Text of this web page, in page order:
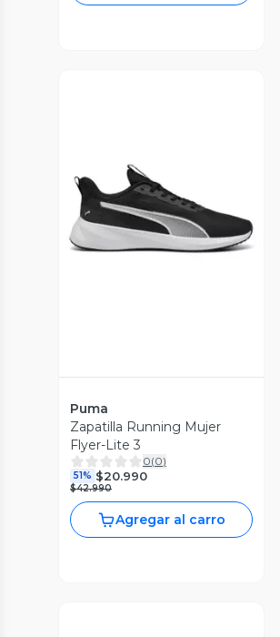
Vista Previa
Puma
Zapatilla Running Mujer
Flyer-Lite 3
0(0)
51% $20.990
$42.990
Agregar al carro